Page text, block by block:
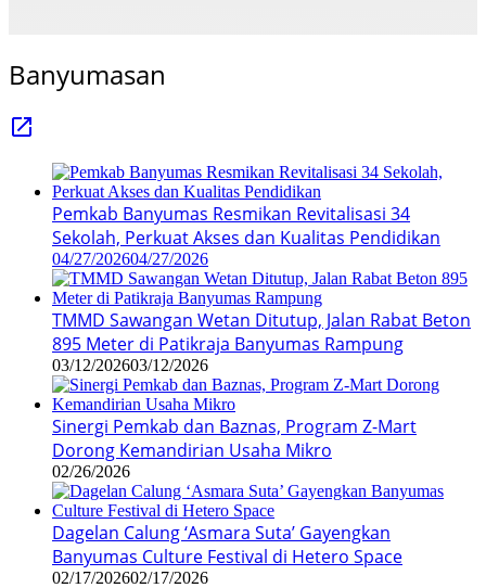
Banyumasan
Pemkab Banyumas Resmikan Revitalisasi 34
Sekolah, Perkuat Akses dan Kualitas Pendidikan
04/27/202604/27/2026
TMMD Sawangan Wetan Ditutup, Jalan Rabat Beton
895 Meter di Patikraja Banyumas Rampung
03/12/202603/12/2026
Sinergi Pemkab dan Baznas, Program Z-Mart
Dorong Kemandirian Usaha Mikro
02/26/2026
Dagelan Calung ‘Asmara Suta’ Gayengkan
Banyumas Culture Festival di Hetero Space
02/17/202602/17/2026